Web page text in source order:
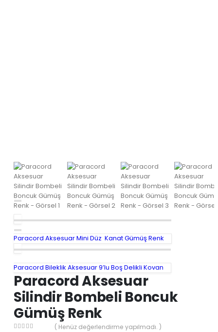
Paracord Aksesuar Mini Düz Kanat Gümüş Renk
Paracord Bileklik Aksesuar 9’lu Boş Delikli Kovan
Paracord Aksesuar
Silindir Bombeli Boncuk
Gümüş Renk
( Henüz değerlendirme yapılmadı. )